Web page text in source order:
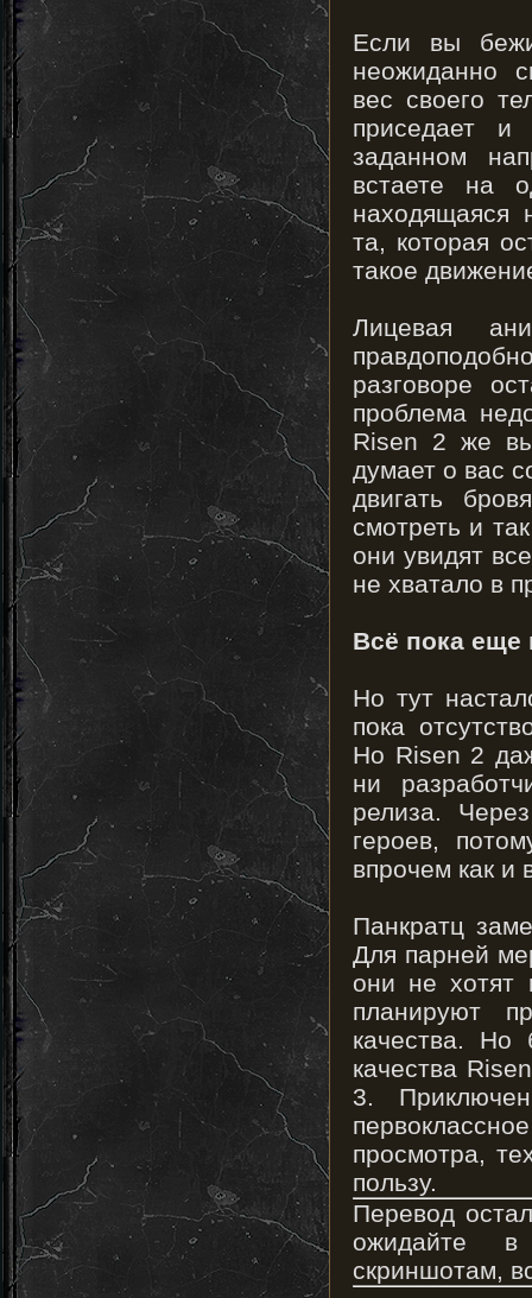
Если вы
неожиданно
вес своего
приседает
заданном
встаете на
находящаяся
та, которая
такое
Лицевая
разговоре
проблема
Risen 2 же
думает о вас
двигать
смотреть и
они увидят
не хватало в
Всё пока
Но тут
пока
Но Risen 2
ни
релиза.
героев,
впрочем как и
Панкратц
Для парней
они не хотят
планируют
качества. Но
качества
3.
просмотра,
пользу.
Перевод
ожидайте
скриншотам,